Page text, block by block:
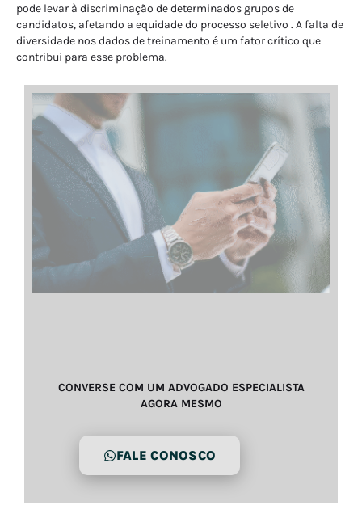
pode levar à discriminação de determinados grupos de
candidatos, afetando a equidade do processo seletivo . A falta de
diversidade nos dados de treinamento é um fator crítico que
contribui para esse problema.
CONVERSE COM UM ADVOGADO ESPECIALISTA
AGORA MESMO
FALE CONOSCO